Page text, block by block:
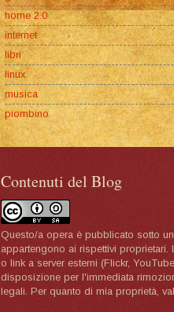
home 2.0
internet
libri
linux
musica
piombino
Contenuti del Blog
Questo/a opera è pubblicato sotto
appartengono ai rispettivi
o link a server esterni (Flickr,
disposizione per l'immediata
legali. Per quanto di mia proprietà,